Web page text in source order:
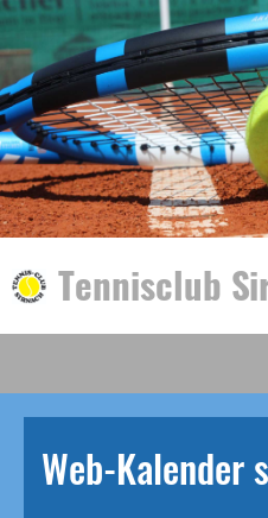
Tennisclub
Web-Kalender